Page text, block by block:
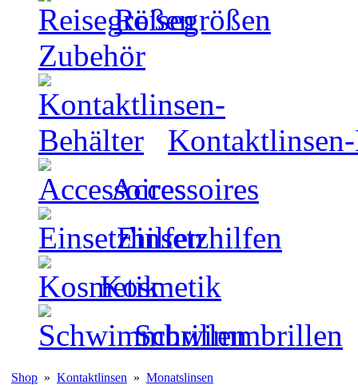
Reisegrößen
Zubehör
Accessoires
Einsetzhilfen
Kosmetik
Schwimmbrillen
Shop » Kontaktlinsen » Monatslinsen